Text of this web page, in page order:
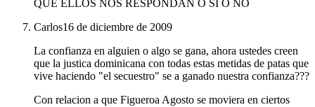
QUE ELLOS NOS RESPONDAN O SI O NO
Carlos16 de diciembre de 2009
La confianza en alguien o algo se gana, ahora ustedes creen
que la justica dominicana con todas estas metidas de patas que
vive haciendo "el secuestro" se a ganado nuestra confianza???
Con relacion a que Figueroa Agosto se moviera en ciertos